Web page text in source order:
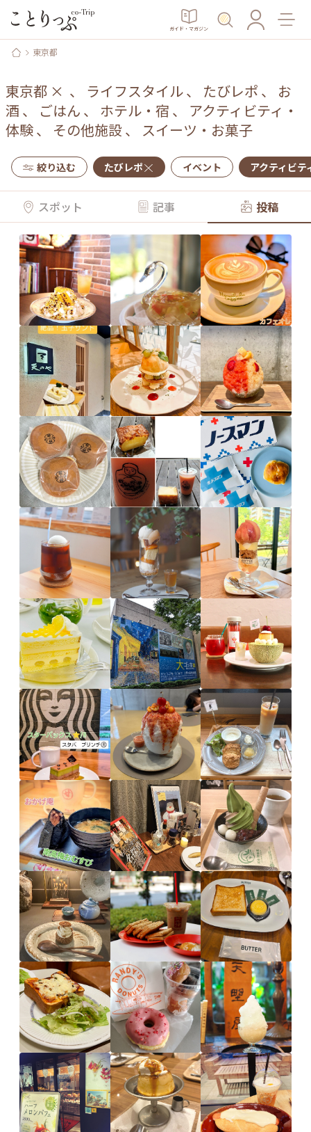
ガイド・マガジン
東京都
東京都 × 、 ライフスタイル、 たびレポ 、 お
酒 、 ごはん 、 ホテル・宿 、 アクティビティ・
体験、 その他施設、 スイーツ・お菓子
絞り込む たびレポ イベント アクティビテ
スポット 記事 投稿